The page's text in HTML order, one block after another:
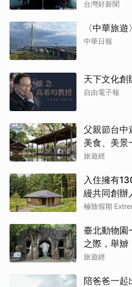
台灣好新聞
〈中華旅
中華日報
天下文化
自由電子報
父親節台中
美食、美景
旅遊經
入住擁有
縵共同創
「AZUMA
極致假期
臺北動物園
之際，舉辧
旅遊經
陪爸爸一